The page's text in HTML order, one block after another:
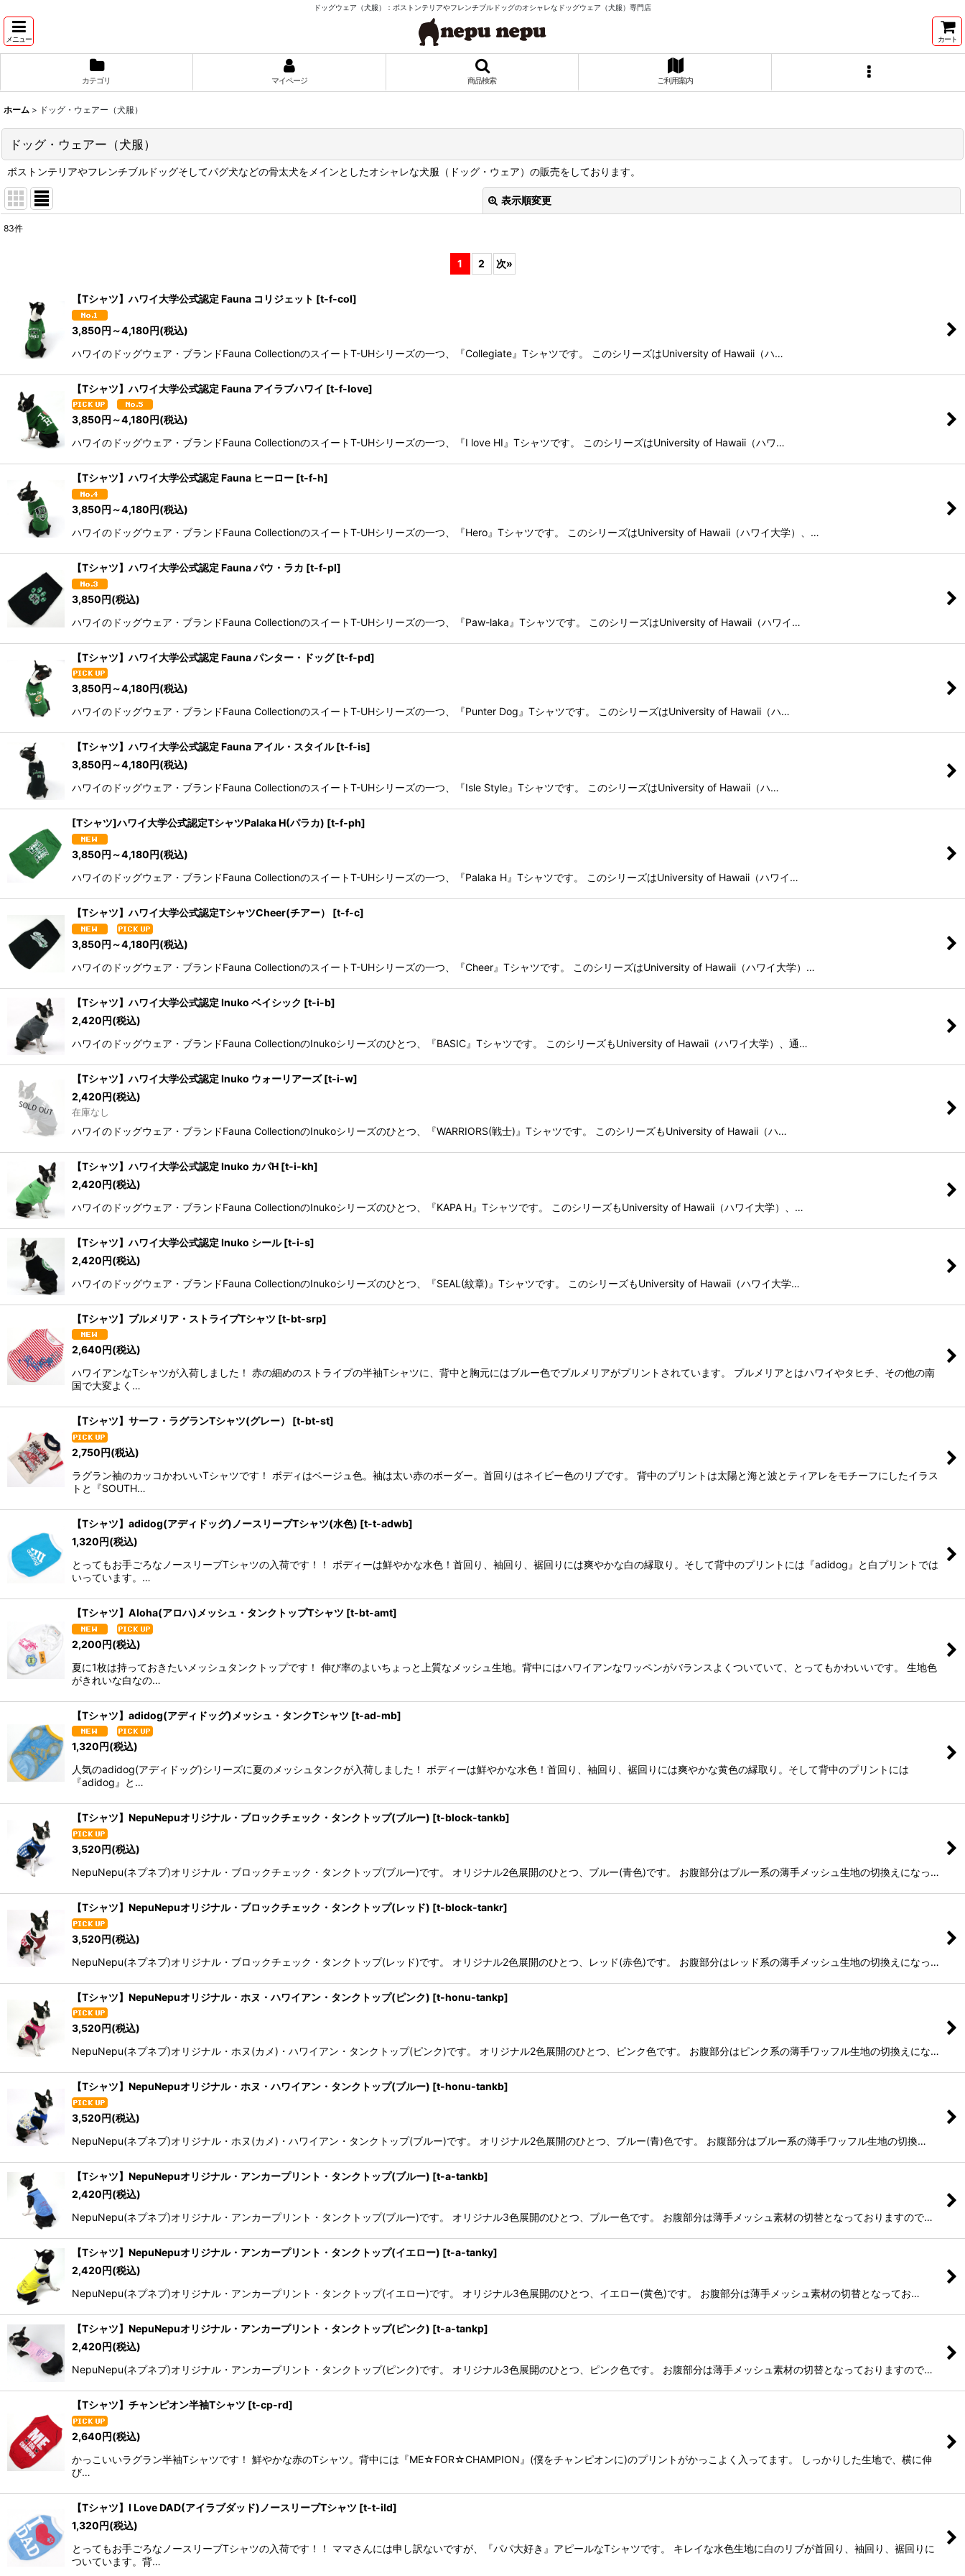
ドッグウェア（犬服）：ボストンテリアやフレンチブルドッグのオシャレなドッグウェア（犬服）専門店
メニュー カート
カテゴリ マイページ 商品検索 ご利用案内
ホーム > ドッグ・ウェアー（犬服）
ドッグ・ウェアー（犬服）
ボストンテリアやフレンチブルドッグそしてパグ犬などの骨太犬をメインとしたオシャレな犬服（ドッグ・ウェア）の販売をしております。
表示順変更
並び順
絞り込む
83件
1 2 次»
【Tシャツ】ハワイ大学公式認定 Fauna コリジェット [t-f-col]
3,850円 ～4,180円(税込)
ハワイのドッグウェア・ブランドFauna CollectionのスイートT-UHシリーズの一つ、『Collegiate』Tシャツです。 このシリーズはUniversity of Hawaii（ハ…
【Tシャツ】ハワイ大学公式認定 Fauna アイラブハワイ [t-f-love]
3,850円 ～4,180円(税込)
ハワイのドッグウェア・ブランドFauna CollectionのスイートT-UHシリーズの一つ、『I love HI』Tシャツです。 このシリーズはUniversity of Hawaii（ハワ…
【Tシャツ】ハワイ大学公式認定 Fauna ヒーロー [t-f-h]
3,850円 ～4,180円(税込)
ハワイのドッグウェア・ブランドFauna CollectionのスイートT-UHシリーズの一つ、『Hero』Tシャツです。 このシリーズはUniversity of Hawaii（ハワイ大学）、…
【Tシャツ】ハワイ大学公式認定 Fauna パウ・ラカ [t-f-pl]
3,850円(税込)
ハワイのドッグウェア・ブランドFauna CollectionのスイートT-UHシリーズの一つ、『Paw-laka』Tシャツです。 このシリーズはUniversity of Hawaii（ハワイ…
【Tシャツ】ハワイ大学公式認定 Fauna パンター・ドッグ [t-f-pd]
3,850円 ～4,180円(税込)
ハワイのドッグウェア・ブランドFauna CollectionのスイートT-UHシリーズの一つ、『Punter Dog』Tシャツです。 このシリーズはUniversity of Hawaii（ハ…
【Tシャツ】ハワイ大学公式認定 Fauna アイル・スタイル [t-f-is]
3,850円 ～4,180円(税込)
ハワイのドッグウェア・ブランドFauna CollectionのスイートT-UHシリーズの一つ、『Isle Style』Tシャツです。 このシリーズはUniversity of Hawaii（ハ…
[Tシャツ]ハワイ大学公式認定TシャツPalaka H(パラカ) [t-f-ph]
3,850円 ～4,180円(税込)
ハワイのドッグウェア・ブランドFauna CollectionのスイートT-UHシリーズの一つ、『Palaka H』Tシャツです。 このシリーズはUniversity of Hawaii（ハワイ…
【Tシャツ】ハワイ大学公式認定TシャツCheer(チアー） [t-f-c]
3,850円 ～4,180円(税込)
ハワイのドッグウェア・ブランドFauna CollectionのスイートT-UHシリーズの一つ、『Cheer』Tシャツです。 このシリーズはUniversity of Hawaii（ハワイ大学）…
【Tシャツ】ハワイ大学公式認定 Inuko ベイシック [t-i-b]
2,420円(税込)
ハワイのドッグウェア・ブランドFauna CollectionのInukoシリーズのひとつ、『BASIC』Tシャツです。 このシリーズもUniversity of Hawaii（ハワイ大学）、通…
【Tシャツ】ハワイ大学公式認定 Inuko ウォーリアーズ [t-i-w]
2,420円(税込)
在庫なし
ハワイのドッグウェア・ブランドFauna CollectionのInukoシリーズのひとつ、『WARRIORS(戦士)』Tシャツです。 このシリーズもUniversity of Hawaii（ハ…
【Tシャツ】ハワイ大学公式認定 Inuko カパH [t-i-kh]
2,420円(税込)
ハワイのドッグウェア・ブランドFauna CollectionのInukoシリーズのひとつ、『KAPA H』Tシャツです。 このシリーズもUniversity of Hawaii（ハワイ大学）、…
【Tシャツ】ハワイ大学公式認定 Inuko シール [t-i-s]
2,420円(税込)
ハワイのドッグウェア・ブランドFauna CollectionのInukoシリーズのひとつ、『SEAL(紋章)』Tシャツです。 このシリーズもUniversity of Hawaii（ハワイ大学…
【Tシャツ】プルメリア・ストライプTシャツ [t-bt-srp]
2,640円(税込)
ハワイアンなTシャツが入荷しました！ 赤の細めのストライプの半袖Tシャツに、背中と胸元にはブルー色でプルメリアがプリントされています。 プルメリアとはハワイやタヒチ、その他の南
国で大変よく…
【Tシャツ】サーフ・ラグランTシャツ(グレー） [t-bt-st]
2,750円(税込)
ラグラン袖のカッコかわいいTシャツです！ ボディはベージュ色。袖は太い赤のボーダー。首回りはネイビー色のリブです。 背中のプリントは太陽と海と波とティアレをモチーフにしたイラス
トと『SOUTH…
【Tシャツ】adidog(アディドッグ)ノースリーブTシャツ(水色) [t-t-adwb]
1,320円(税込)
とってもお手ごろなノースリーブTシャツの入荷です！！ ボディーは鮮やかな水色！首回り、袖回り、裾回りには爽やかな白の縁取り。そして背中のプリントには『adidog』と白プリントでは
いっています。…
【Tシャツ】Aloha(アロハ)メッシュ・タンクトップTシャツ [t-bt-amt]
2,200円(税込)
夏に1枚は持っておきたいメッシュタンクトップです！ 伸び率のよいちょっと上質なメッシュ生地。背中にはハワイアンなワッペンがバランスよくついていて、とってもかわいいです。 生地色
がきれいな白なの…
【Tシャツ】adidog(アディドッグ)メッシュ・タンクTシャツ [t-ad-mb]
1,320円(税込)
人気のadidog(アディドッグ)シリーズに夏のメッシュタンクが入荷しました！ ボディーは鮮やかな水色！首回り、袖回り、裾回りには爽やかな黄色の縁取り。そして背中のプリントには
『adidog』と…
【Tシャツ】NepuNepuオリジナル・ブロックチェック・タンクトップ(ブルー) [t-block-tankb]
3,520円(税込)
NepuNepu(ネプネプ)オリジナル・ブロックチェック・タンクトップ(ブルー)です。 オリジナル2色展開のひとつ、ブルー(青色)です。 お腹部分はブルー系の薄手メッシュ生地の切換えになっ…
【Tシャツ】NepuNepuオリジナル・ブロックチェック・タンクトップ(レッド) [t-block-tankr]
3,520円(税込)
NepuNepu(ネプネプ)オリジナル・ブロックチェック・タンクトップ(レッド)です。 オリジナル2色展開のひとつ、レッド(赤色)です。 お腹部分はレッド系の薄手メッシュ生地の切換えになっ…
【Tシャツ】NepuNepuオリジナル・ホヌ・ハワイアン・タンクトップ(ピンク) [t-honu-tankp]
3,520円(税込)
NepuNepu(ネプネプ)オリジナル・ホヌ(カメ)・ハワイアン・タンクトップ(ピンク)です。 オリジナル2色展開のひとつ、ピンク色です。 お腹部分はピンク系の薄手ワッフル生地の切換えにな…
【Tシャツ】NepuNepuオリジナル・ホヌ・ハワイアン・タンクトップ(ブルー) [t-honu-tankb]
3,520円(税込)
NepuNepu(ネプネプ)オリジナル・ホヌ(カメ)・ハワイアン・タンクトップ(ブルー)です。 オリジナル2色展開のひとつ、ブルー(青)色です。 お腹部分はブルー系の薄手ワッフル生地の切換…
【Tシャツ】NepuNepuオリジナル・アンカープリント・タンクトップ(ブルー) [t-a-tankb]
2,420円(税込)
NepuNepu(ネプネプ)オリジナル・アンカープリント・タンクトップ(ブルー)です。 オリジナル3色展開のひとつ、ブルー色です。 お腹部分は薄手メッシュ素材の切替となっておりますので…
【Tシャツ】NepuNepuオリジナル・アンカープリント・タンクトップ(イエロー) [t-a-tanky]
2,420円(税込)
NepuNepu(ネプネプ)オリジナル・アンカープリント・タンクトップ(イエロー)です。 オリジナル3色展開のひとつ、イエロー(黄色)です。 お腹部分は薄手メッシュ素材の切替となってお…
【Tシャツ】NepuNepuオリジナル・アンカープリント・タンクトップ(ピンク) [t-a-tankp]
2,420円(税込)
NepuNepu(ネプネプ)オリジナル・アンカープリント・タンクトップ(ピンク)です。 オリジナル3色展開のひとつ、ピンク色です。 お腹部分は薄手メッシュ素材の切替となっておりますので…
【Tシャツ】チャンピオン半袖Tシャツ [t-cp-rd]
2,640円(税込)
かっこいいラグラン半袖Tシャツです！ 鮮やかな赤のTシャツ。背中には『ME☆FOR☆CHAMPION』(僕をチャンピオンに)のプリントがかっこよく入ってます。 しっかりした生地で、横に伸
び…
【Tシャツ】I Love DAD(アイラブダッド)ノースリーブTシャツ [t-t-ild]
1,320円(税込)
とってもお手ごろなノースリーブTシャツの入荷です！！ ママさんには申し訳ないですが、『パパ大好き』アピールなTシャツです。 キレイな水色生地に白のリブが首回り、袖回り、裾回りに
ついています。背…